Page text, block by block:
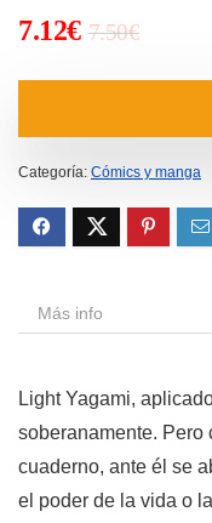
7.50€El
era:
7.50€.
7.12€
El
es:
7.12€.
Categoría: Cómics y manga
Más info
Light Yagami,
soberanamente. Pero
cuaderno, ante él se
el poder de la vida o